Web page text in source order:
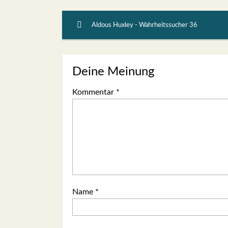
Aldous Huxley - Wahrheitssucher 36
Deine Meinung
Kommentar *
Name *